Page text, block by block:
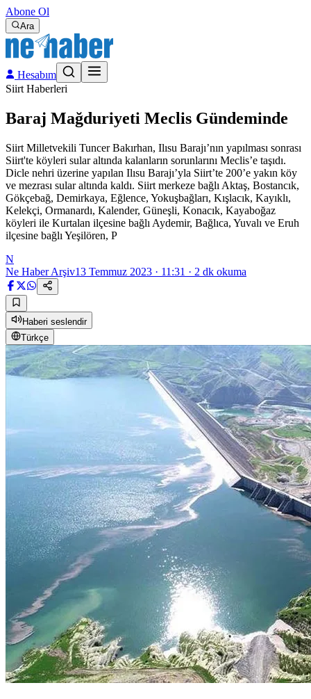
Abone Ol
Ara
Hesabım
Siirt Haberleri
Baraj Mağduriyeti Meclis Gündeminde
Siirt Milletvekili Tuncer Bakırhan, Ilısu Barajı’nın yapılması sonrası
Siirt'te köyleri sular altında kalanların sorunlarını Meclis’e taşıdı.
Dicle nehri üzerine yapılan Ilısu Barajı’yla Siirt’te 200’e yakın köy
ve mezrası sular altında kaldı. Siirt merkeze bağlı Aktaş, Bostancık,
Gökçebağ, Demirkaya, Eğlence, Yokuşbağları, Kışlacık, Kayıklı,
Kelekçi, Ormanardı, Kalender, Güneşli, Konacık, Kayaboğaz
köyleri ile Kurtalan ilçesine bağlı Aydemir, Bağlıca, Yuvalı ve Eruh
ilçesine bağlı Yeşilören, P
N
Ne Haber Arşiv13 Temmuz 2023 · 11:31 · 2 dk okuma
Haberi seslendir
Türkçe